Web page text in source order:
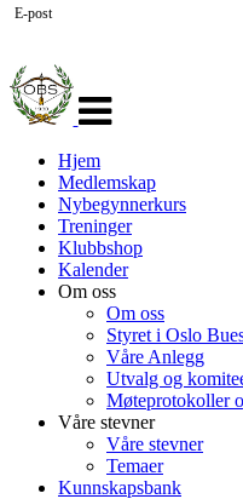
navigasjon
Hjem
Medlemskap
Nybegynnerkurs
Treninger
Klubbshop
Kalender
Om oss
Om oss
Styret i Oslo
Våre Anlegg
Utvalg og
Møteprotokoller
Våre stevner
Våre stevner
Temaer
Kunnskapsbank
E-post